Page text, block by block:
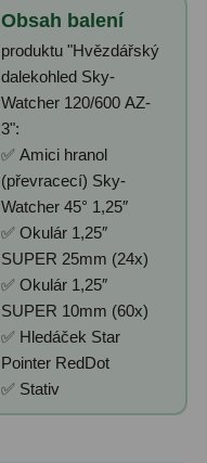
Obsah balení
produktu "Hvězdářský
dalekohled Sky-
Watcher 120/600 AZ-
3":
✅ Amici hranol
(převracecí) Sky-
Watcher 45° 1,25″
✅ Okulár 1,25″
SUPER 25mm (24x)
✅ Okulár 1,25″
SUPER 10mm (60x)
✅ Hledáček Star
Pointer RedDot
✅ Stativ